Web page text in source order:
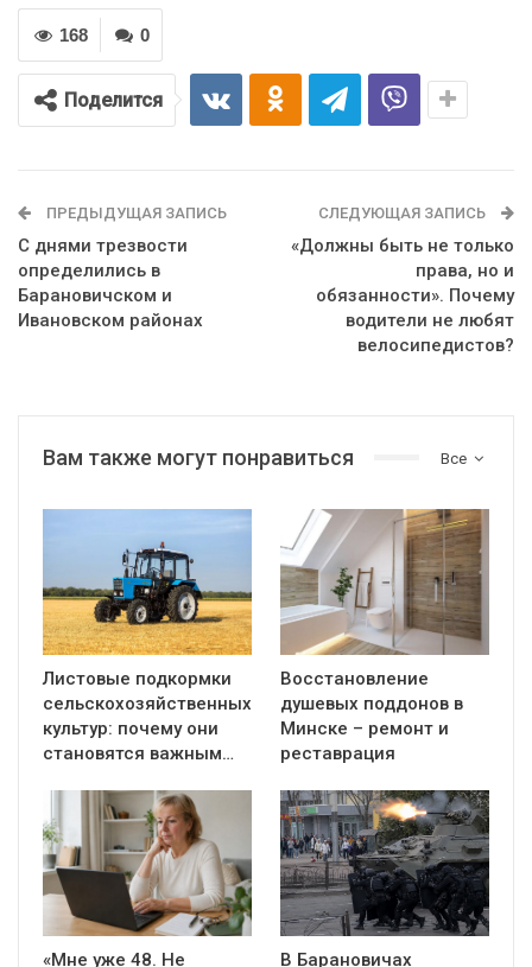
0
168
Поделится
ПРЕДЫДУЩАЯ ЗАПИСЬ
С днями трезвости
определились в
Барановичском и
Ивановском районах
СЛЕДУЮЩАЯ ЗАПИСЬ
«Должны быть не только
права, но и
обязанности». Почему
водители не любят
велосипедистов?
Все
Вам также могут понравиться
Листовые подкормки
сельскохозяйственных
культур: почему они
становятся важным…
Восстановление
душевых поддонов в
Минске – ремонт и
реставрация
«Мне уже 48. Не В Барановичах